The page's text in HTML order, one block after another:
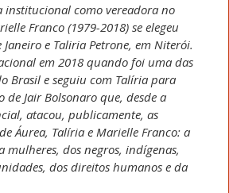
como vereadora no
Franco (1979-2018) se elegeu
e Taliria Petrone, em Niterói.
em 2018 quando foi uma das
Brasil e seguiu com Talíria para
de Jair Bolsonaro que, desde a
atacou, publicamente, as
Áurea, Talíria e Marielle Franco: a
mulheres, dos negros, indígenas,
dos direitos humanos e da